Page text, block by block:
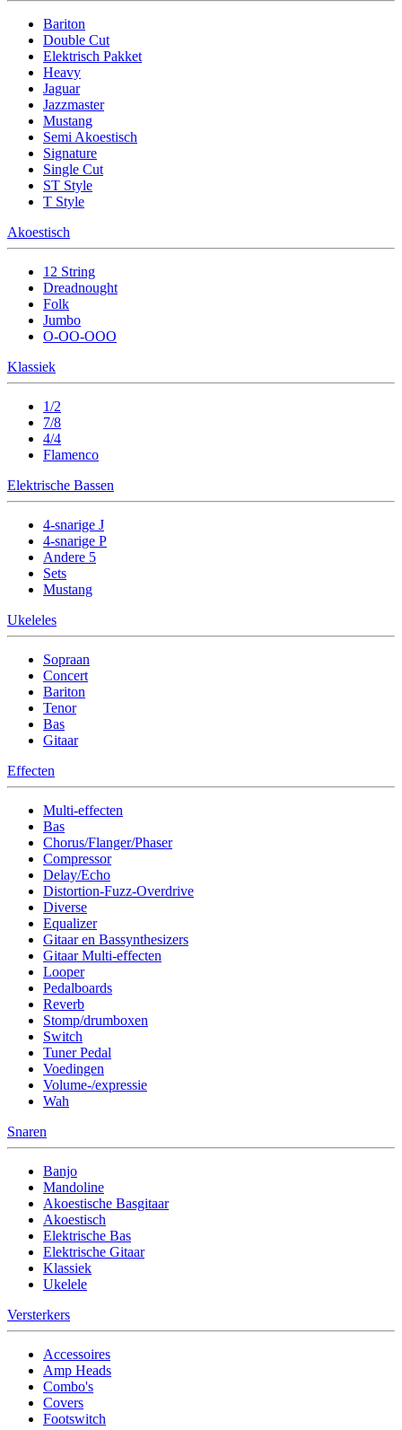
Bariton
Double Cut
Elektrisch Pakket
Heavy
Jaguar
Jazzmaster
Mustang
Semi Akoestisch
Signature
Single Cut
ST Style
T Style
Akoestisch
12 String
Dreadnought
Folk
Jumbo
O-OO-OOO
Klassiek
1/2
7/8
4/4
Flamenco
Elektrische Bassen
4-snarige J
4-snarige P
Andere 5
Sets
Mustang
Ukeleles
Sopraan
Concert
Bariton
Tenor
Bas
Gitaar
Effecten
Multi-effecten
Bas
Chorus/Flanger/Phaser
Compressor
Delay/Echo
Distortion-Fuzz-Overdrive
Diverse
Equalizer
Gitaar en Bassynthesizers
Gitaar Multi-effecten
Looper
Pedalboards
Reverb
Stomp/drumboxen
Switch
Tuner Pedal
Voedingen
Volume-/expressie
Wah
Snaren
Banjo
Mandoline
Akoestische Basgitaar
Akoestisch
Elektrische Bas
Elektrische Gitaar
Klassiek
Ukelele
Versterkers
Accessoires
Amp Heads
Combo's
Covers
Footswitch